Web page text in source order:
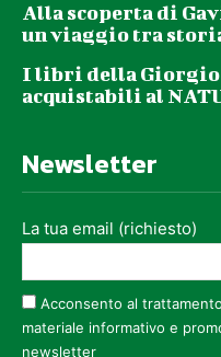
Alla scoperta di
un viaggio tra
I libri della
acquistabili al
Newsletter
La tua email (richiesto)
Acconsento al
materiale informativo e
newsletter